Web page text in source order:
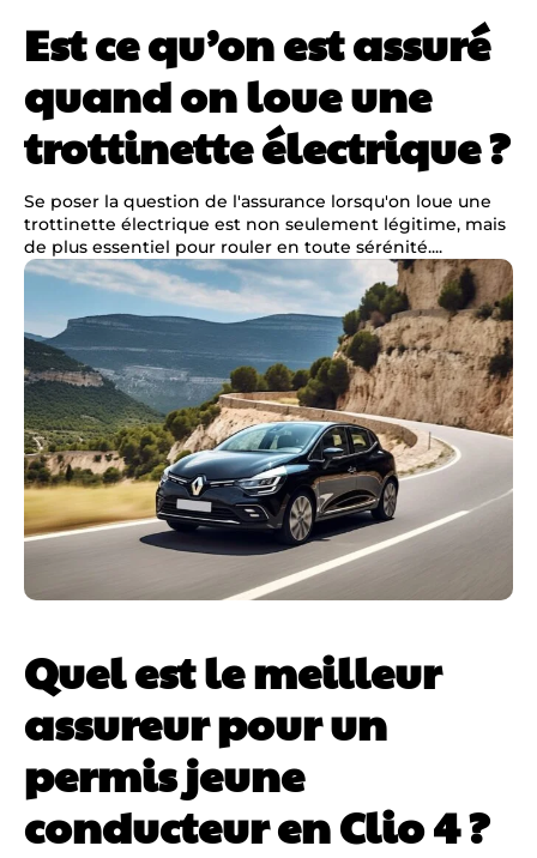
Est ce qu’on est assuré
quand on loue une
trottinette électrique ?
Se poser la question de l'assurance lorsqu'on loue une
trottinette électrique est non seulement légitime, mais
de plus essentiel pour rouler en toute sérénité....
Quel est le meilleur
assureur pour un
permis jeune
conducteur en Clio 4 ?